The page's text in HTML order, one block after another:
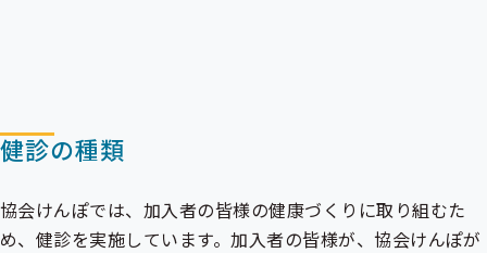
健診の種類
協会けんぽでは、加入者の皆様の健康づくりに取り組むた
め、健診を実施しています。加入者の皆様が、協会けんぽが